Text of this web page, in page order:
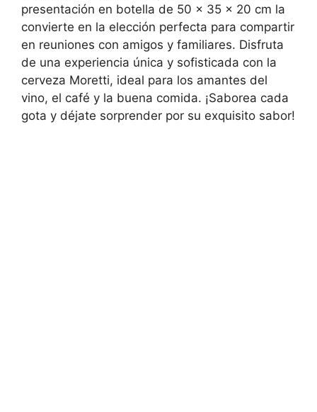
presentación en botella de 50 x 35 x 20 cm la
convierte en la elección perfecta para compartir
en reuniones con amigos y familiares. Disfruta
de una experiencia única y sofisticada con la
cerveza Moretti, ideal para los amantes del
vino, el café y la buena comida. ¡Saborea cada
gota y déjate sorprender por su exquisito sabor!